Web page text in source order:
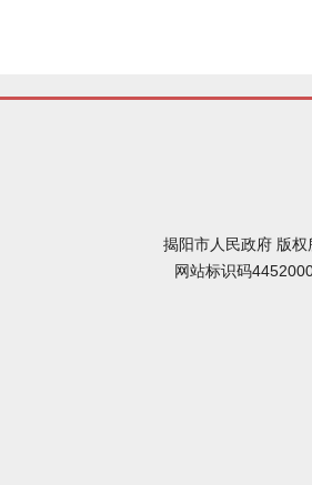
揭阳市人民政府 版
网站标识码